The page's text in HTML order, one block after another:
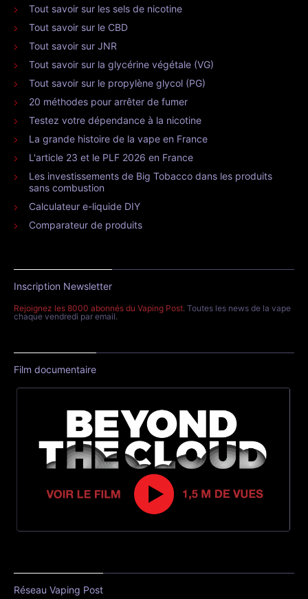
Tout savoir sur les sels de nicotine
Tout savoir sur le CBD
Tout savoir sur JNR
Tout savoir sur la glycérine végétale (VG)
Tout savoir sur le propylène glycol (PG)
20 méthodes pour arrêter de fumer
Testez votre dépendance à la nicotine
La grande histoire de la vape en France
L'article 23 et le PLF 2026 en France
Les investissements de Big Tobacco dans les produits
sans combustion
Calculateur e-liquide DIY
Comparateur de produits
Inscription Newsletter
Rejoignez les 8000 abonnés du Vaping Post. Toutes les news de la vape
chaque vendredi par email.
Film documentaire
Réseau Vaping Post